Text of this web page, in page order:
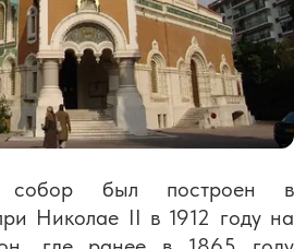
собор был построен в
Николае II в 1912 году на